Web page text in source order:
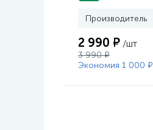
Производитель
2 990 ₽ /шт
3 990 ₽
Экономия 1 000 ₽